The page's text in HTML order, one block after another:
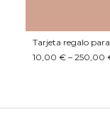
Tarjeta regalo
10,00 € – 250,00